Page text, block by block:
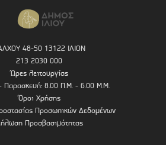
48-50 13122 ΙΛΙΟΝ
213 2030 000
Ώρες λειτουργίας
Παρασκευή: 8.00 Π.Μ. - 6.00 Μ.Μ.
Όροι Χρήσης
Προσωπικών Δεδομένων
Προσβασιμότητας